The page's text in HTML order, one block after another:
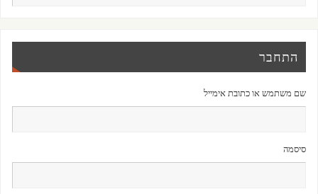
התחבר
שם משתמש או כתובת אימייל
סיסמה